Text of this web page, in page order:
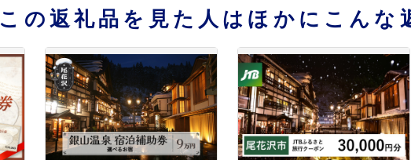
この返礼品を見た人はほかにこんな